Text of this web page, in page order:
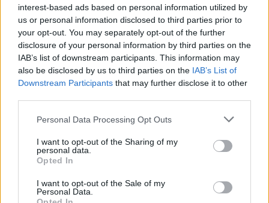
interest-based ads based on personal information utilized by
us or personal information disclosed to third parties prior to
your opt-out. You may separately opt-out of the further
disclosure of your personal information by third parties on the
IAB’s list of downstream participants. This information may
also be disclosed by us to third parties on the IAB’s List of
Downstream Participants that may further disclose it to other
Please note that this website/app uses one or more Google
not limited to your visit or usage behaviour. You may click to
grant or deny consent to Google and its third-party tags to
use your data for below specified purposes in below Google
consent section.
Personal Data Processing Opt Outs
I want to opt-out of the Sharing of my
personal data.
Opted In
I want to opt-out of the Sale of my
Personal Data.
Követem
FESTÉSZET
MUNKÁCSY MIHÁLY-DÍJ